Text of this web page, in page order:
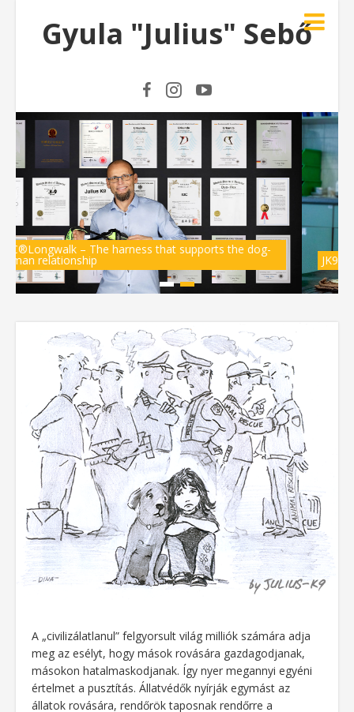
Gyula "Julius" Sebő
JK9 Pet Laser in Action
A „civilizálatlanul” felgyorsult világ milliók számára adja
meg az esélyt, hogy mások rovására gazdagodjanak,
másokon hatalmaskodjanak. Így nyer megannyi egyéni
értelmet a pusztítás. Állatvédők nyírják egymást az
állatok rovására, rendőrök taposnak rendőrre a